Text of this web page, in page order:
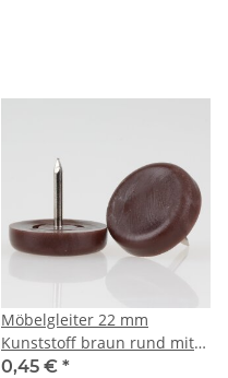
Möbelgleiter 22 mm
Kunststoff braun rund mit
Nagel – Bodenschoner
0,45 € *